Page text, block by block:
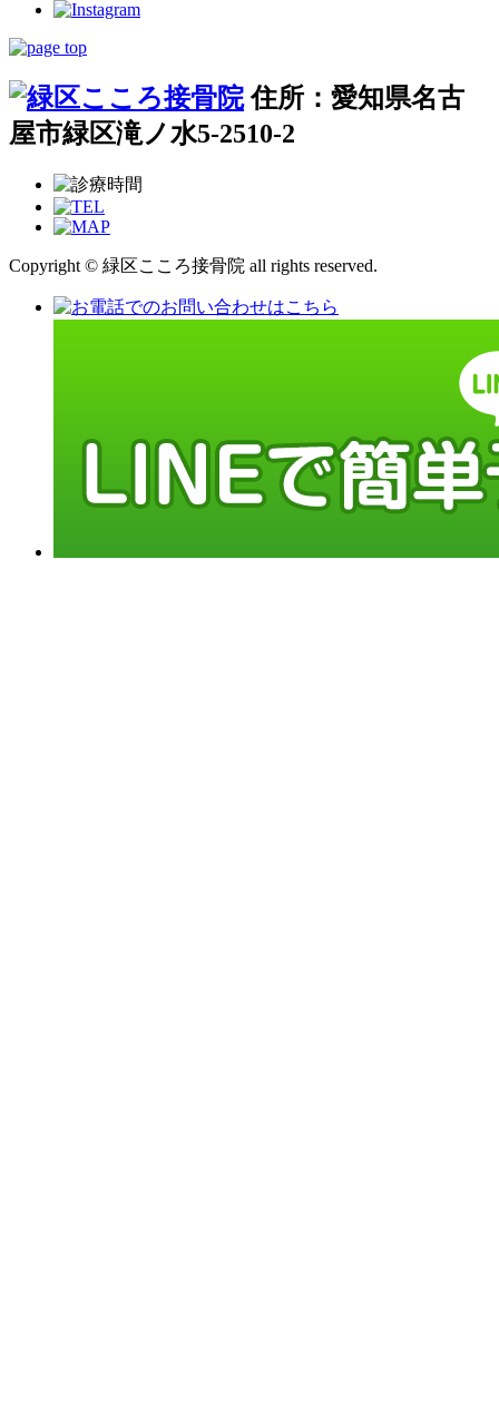
住所：愛知県名古
屋市緑区滝ノ水5-2510-2
Copyright © 緑区こころ接骨院 all rights reserved.